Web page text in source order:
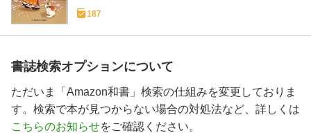
187
書誌検索オプションについて
ただいま「Amazon和書」検索の仕組みを変更しておりま
す。検索で本が見つからない場合の対処法など、詳しくは
こちらのお知らせをご確認ください。